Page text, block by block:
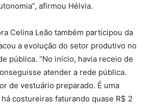
afirmou Hélvia.
Celina Leão também participou da
a evolução do setor produtivo no
pública. “No início, havia receio de
atender a rede pública.
de vestuário preparado. É uma
costureiras faturando quase R$ 2